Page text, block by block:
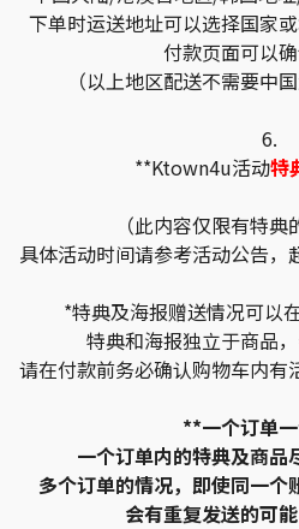
下单时运送地址可以选择国家
付款页面可以确
（以上地区配送不需要中国
6.
**Ktown4u活动特
（此内容仅限有特典
具体活动时间请参考活动公告，
*特典及海报赠送情况可以
特典和海报独立于商品，
请在付款前务必确认购物车内有
**一个订单一
一个订单内的特典及商
多个订单的情况，即使同一个
会有重复发送的可能